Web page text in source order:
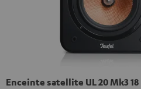
Enceinte satellite UL 20 Mk3